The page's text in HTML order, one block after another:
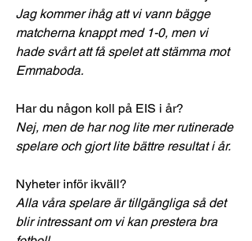
Jag kommer ihåg att vi vann bägge
matcherna knappt med 1-0, men vi
hade svårt att få spelet att stämma mot
Emmaboda.
Har du någon koll på EIS i år?
Nej, men de har nog lite mer rutinerade
spelare och gjort lite bättre resultat i år.
Nyheter inför ikväll?
Alla våra spelare är tillgängliga så det
blir intressant om vi kan prestera bra